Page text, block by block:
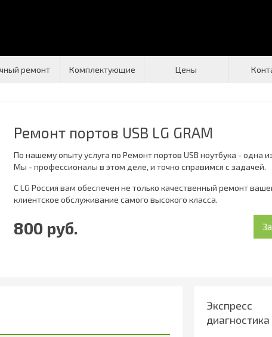
ремонт Комплектующие Цены
Ремонт портов USB LG GRAM
По нашему опыту услуга по Ремонт портов USB ноутбука - одна
Мы - профессионалы в этом деле, и точно справимся с задачей.
С LG Россия вам обеспечен не только качественный ремонт
клиентское обслуживание самого высокого класса.
800 руб.
Экспресс
диагностика